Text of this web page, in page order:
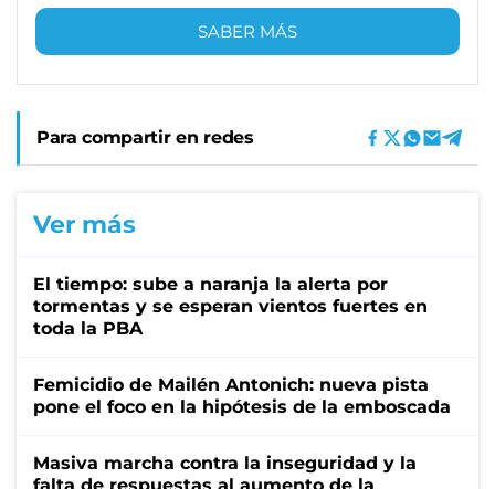
SABER MÁS
Para compartir en redes
Ver más
El tiempo: sube a naranja la alerta por
tormentas y se esperan vientos fuertes en
toda la PBA
Femicidio de Mailén Antonich: nueva pista
pone el foco en la hipótesis de la emboscada
Masiva marcha contra la inseguridad y la